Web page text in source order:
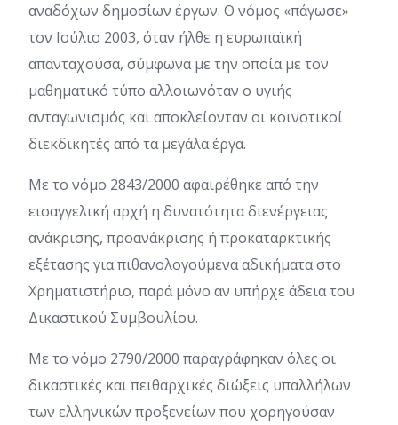
αναδόχων δημοσίων έργων. Ο νόμος «πάγωσε»
τον Ιούλιο 2003, όταν ήλθε η ευρωπαϊκή
απανταχούσα, σύμφωνα με την οποία με τον
μαθηματικό τύπο αλλοιωνόταν ο υγιής
ανταγωνισμός και αποκλείονταν οι κοινοτικοί
διεκδικητές από τα μεγάλα έργα.
Με το νόμο 2843/2000 αφαιρέθηκε από την
εισαγγελική αρχή η δυνατότητα διενέργειας
ανάκρισης, προανάκρισης ή προκαταρκτικής
εξέτασης για πιθανολογούμενα αδικήματα στο
Χρηματιστήριο, παρά μόνο αν υπήρχε άδεια του
Δικαστικού Συμβουλίου.
Με το νόμο 2790/2000 παραγράφηκαν όλες οι
δικαστικές και πειθαρχικές διώξεις υπαλλήλων
των ελληνικών προξενείων που χορηγούσαν